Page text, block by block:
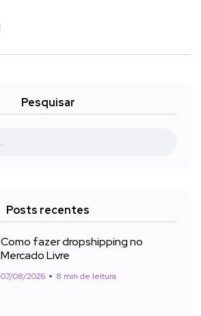
Pesquisar
Posts recentes
Como fazer dropshipping no
Mercado Livre
07/08/2026 8 min de leitura